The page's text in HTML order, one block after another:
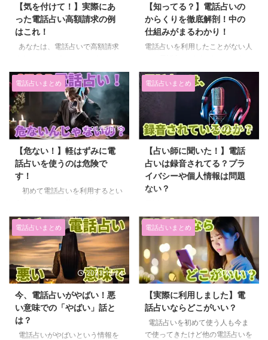
【気を付けて！】実際にあ
った電話占い高額請求の例
はこれ！
あなたは、電話占いで高額請求
私は実際に10年ほど電話占いを
利用していて高額請求をされたこ
とがあります。 実際の事例も含
めてどのように高額請求をされる
のか、そして、高額請求をされな
いためにはどうすればいいのかを
紹介していきます。 【実体験】
電話占い高額請求の例 私が実際
に電話占いで高額請求をされた時
の話です。 当時2015年で、電話
占いのサービスも今のように安全
料 ...
【知ってる？】電話占いの
からくりを徹底解剖！中の
仕組みがまるわかり！
電話占いを利用したことがない人
りで運営されているのかわからな
い方も多いと思います。 電話占
いの仕組みや占い師が当たるから
くりを徹底解剖して紹介していき
ます。 全く初めての方は「電話
で占ってもらうのって本当に当た
るの？」と思っている人も多いで
しょう。 電話占いの仕組みはか
らくりを知ることでしっくりと来
る人も多いと思います。 電話占
いのからくりとは？ 電話占いの
いる鑑定室で占っていることがほ
と ...
電話占いまとめ
2025/6/18
【危ない！】軽はずみに電
話占いを使うのは危険で
す！
初めて電話占いを利用するとい
また、今まで電話占いを使って
「電話占いって本当に当たる
の？」とか、「あれ？？これ本当
に当たってるかな？」と疑問に思
っている方もちょっと待ってくだ
さい。 中には「電話占いって危
ないんじゃないの？」と気づいて
いる方もいるかもしれませんね！
電話占いはちゃんとした知識が
ないと大変危険です。 電話だか
ら何が危険なのとか、どうして危
電話占いまとめ
2023/12/14
【占い師に聞いた！】電話
占いは録音されてる？プラ
イバシーや個人情報は問題
ない？
るのかということを占い師に聞い
てみました。 また、多くの電話
占いでは録音がされているのです
が、なぜ録音されているのかとい
うこと、そして録音はプライバシ
ー上や法律上は問題ないのかとい
うことを解説します。 電話占い
で録音されていることが気になる
という方におすすめの電話占いも
紹介しますので最後までチェック
してくださいね。 電話占いは録
電話占いまとめ
2023/12/24
今、電話占いがやばい！悪
い意味での「やばい」話と
は？
電話占いがやばいという情報を
電話占いまとめ
2023/12/14
【実際に利用しました】電
話占いならどこがいい？
電話占いを初めて使う人も今ま
で使ってきたけど他の電話占いを